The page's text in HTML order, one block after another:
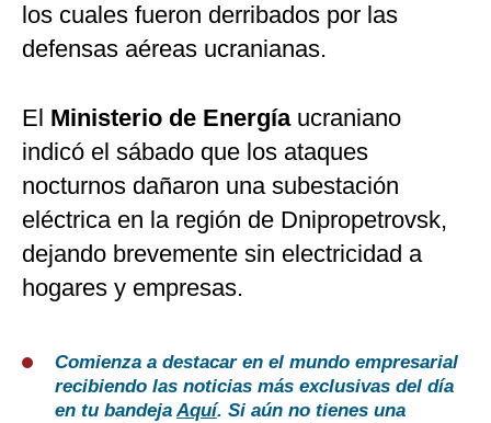
los cuales fueron derribados por las
defensas aéreas ucranianas.
El Ministerio de Energíaucraniano
indicó el sábado que los ataques
nocturnos dañaron una subestación
eléctrica en la región de Dnipropetrovsk,
dejando brevemente sin electricidad a
hogares y empresas.
Comienza a destacar en el mundo empresarial
recibiendo las noticias más exclusivas del día
en tu bandejaAquí. Si aún no tienes una